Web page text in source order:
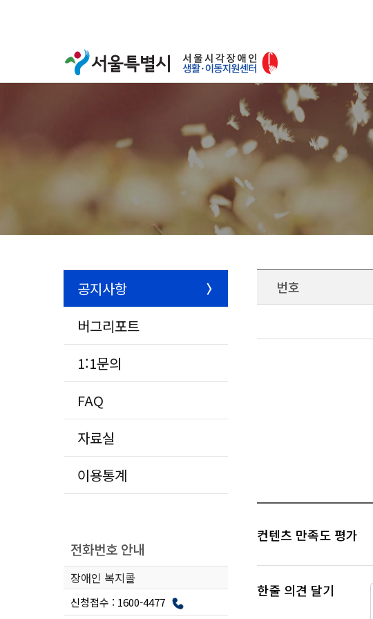
공지사항
버그리포트
1:1문의
FAQ
자료실
이용통계
전화번호 안내
장애인 복지콜
신청접수 : 1600-4477
번호
컨텐츠 만족도 평가
한줄 의견 달기